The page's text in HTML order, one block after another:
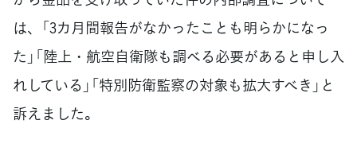
は、「3カ月間報告がなかったことも明らかになっ
た」「陸上・航空自衛隊も調べる必要があると申し入
れしている」「特別防衛監察の対象も拡大すべき」と
訴えました。